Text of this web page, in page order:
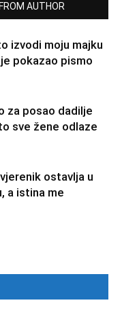
AUTHOR
izvodi moju majku
pokazao pismo
za posao dadilje
sve žene odlaze
ostavlja u
a istina me